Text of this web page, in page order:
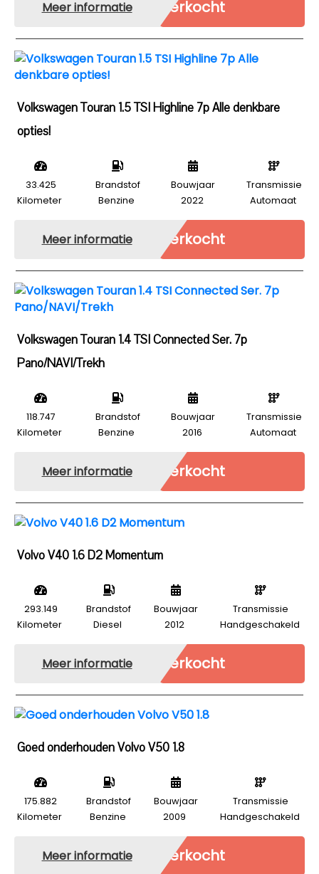
Meer informatie Verkocht
Volkswagen Touran 1.5 TSI Highline 7p Alle denkbare
opties!
33.425
Kilometer
Brandstof
Benzine
Bouwjaar
2022
Transmissie
Automaat
Meer informatie Verkocht
Volkswagen Touran 1.4 TSI Connected Ser. 7p
Pano/NAVI/Trekh
118.747
Kilometer
Brandstof
Benzine
Bouwjaar
2016
Transmissie
Automaat
Meer informatie Verkocht
Volvo V40 1.6 D2 Momentum
293.149
Kilometer
Brandstof
Diesel
Bouwjaar
2012
Transmissie
Handgeschakeld
Meer informatie Verkocht
Goed onderhouden Volvo V50 1.8
175.882
Kilometer
Brandstof
Benzine
Bouwjaar
2009
Transmissie
Handgeschakeld
Meer informatie Verkocht